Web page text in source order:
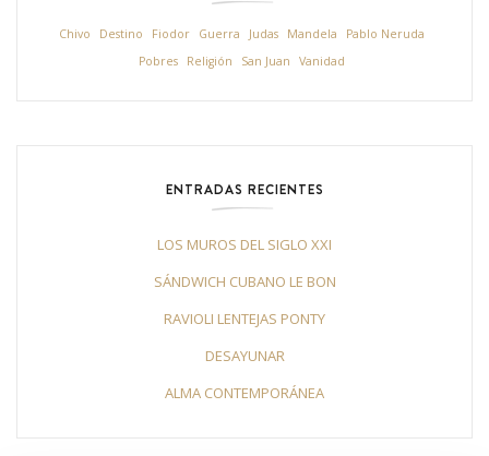
Chivo Destino Fiodor Guerra Judas Mandela
Pablo Neruda
Pobres
Religión San Juan Vanidad
ENTRADAS RECIENTES
LOS MUROS DEL SIGLO XXI
SÁNDWICH CUBANO LE BON
RAVIOLI LENTEJAS PONTY
DESAYUNAR
ALMA CONTEMPORÁNEA